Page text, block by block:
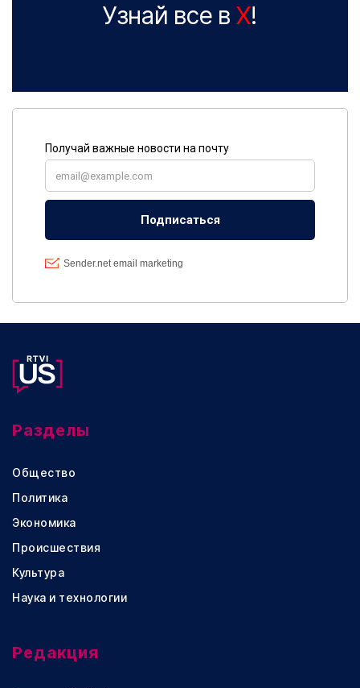
Узнай все в X!
Разделы
Общество
Политика
Экономика
Происшествия
Культура
Наука и технологии
Редакция